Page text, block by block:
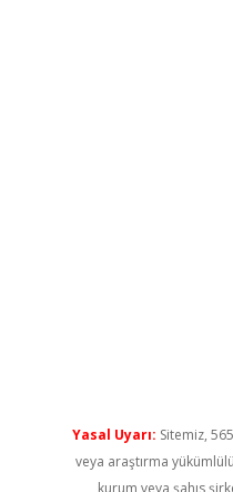
Yasal Uyarı: Sitemiz,
veya araştırma
kurum veya şahıs